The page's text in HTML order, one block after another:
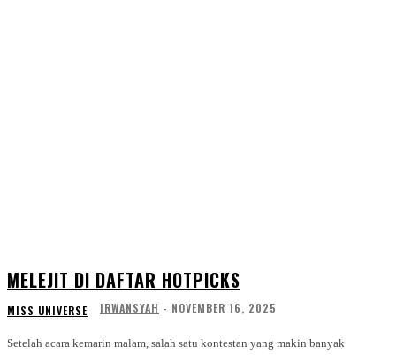
MELEJIT DI DAFTAR HOTPICKS
MISS UNIVERSE IRWANSYAH - NOVEMBER 16, 2025
Setelah acara kemarin malam, salah satu kontestan yang makin banyak